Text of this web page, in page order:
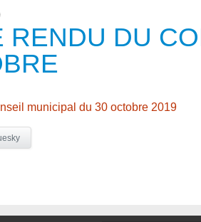
RENDU DU
municipal du 30 octobre 2019